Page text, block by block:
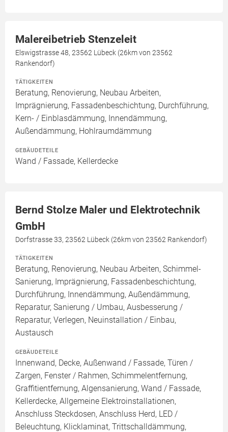
Malereibetrieb Stenzeleit
Elswigstrasse 48, 23562 Lübeck (26km von 23562
Rankendorf)
TÄTIGKEITEN
Beratung, Renovierung, Neubau Arbeiten,
Imprägnierung, Fassadenbeschichtung, Durchführung,
Kern- / Einblasdämmung, Innendämmung,
Außendämmung, Hohlraumdämmung
GEBÄUDETEILE
Wand / Fassade, Kellerdecke
Bernd Stolze Maler und Elektrotechnik
GmbH
Dorfstrasse 33, 23562 Lübeck (26km von 23562 Rankendorf)
TÄTIGKEITEN
Beratung, Renovierung, Neubau Arbeiten, Schimmel-
Sanierung, Imprägnierung, Fassadenbeschichtung,
Durchführung, Innendämmung, Außendämmung,
Reparatur, Sanierung / Umbau, Ausbesserung /
Reparatur, Verlegen, Neuinstallation / Einbau,
Austausch
GEBÄUDETEILE
Innenwand, Decke, Außenwand / Fassade, Türen /
Zargen, Fenster / Rahmen, Schimmelentfernung,
Graffitientfernung, Algensanierung, Wand / Fassade,
Kellerdecke, Allgemeine Elektroinstallationen,
Anschluss Steckdosen, Anschluss Herd, LED /
Beleuchtung, Klicklaminat, Trittschalldämmung,